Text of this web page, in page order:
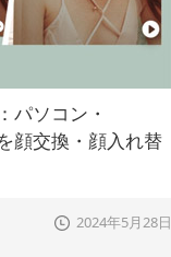
パソコン・
顔交換・顔入れ替
2024年5月28日